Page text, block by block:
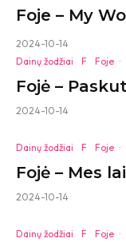
Foje – My
2024-10-14
Dainų žodžiai
F Foje ·
Fojė –
2024-10-14
Dainų žodžiai F Foje ·
Fojė – Mes
2024-10-14
Dainų žodžiai F Foje ·